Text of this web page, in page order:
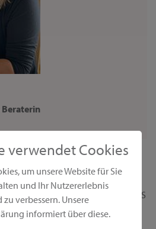
verwendet Cookies
um unsere Website für Sie
und Ihr Nutzererlebnis
verbessern. Unsere
informiert über diese.
Beraterin
auf meiner persönlichen GONIS